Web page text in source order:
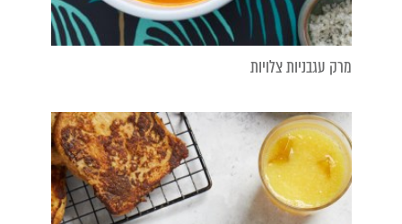
מרק עגבניות צלויות